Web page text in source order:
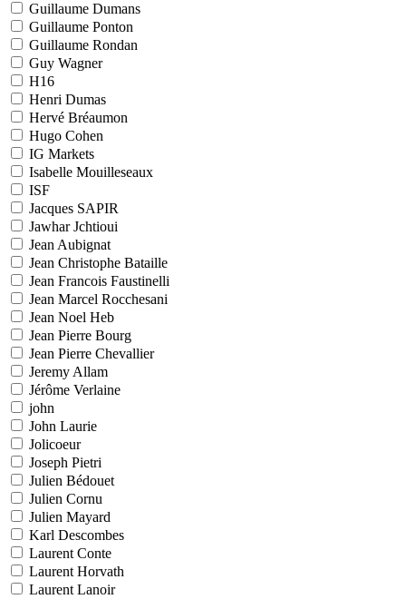
Guillaume Dumans
Guillaume Ponton
Guillaume Rondan
Guy Wagner
H16
Henri Dumas
Hervé Bréaumon
Hugo Cohen
IG Markets
Isabelle Mouilleseaux
ISF
Jacques SAPIR
Jawhar Jchtioui
Jean Aubignat
Jean Christophe Bataille
Jean Francois Faustinelli
Jean Marcel Rocchesani
Jean Noel Heb
Jean Pierre Bourg
Jean Pierre Chevallier
Jeremy Allam
Jérôme Verlaine
john
John Laurie
Jolicoeur
Joseph Pietri
Julien Bédouet
Julien Cornu
Julien Mayard
Karl Descombes
Laurent Conte
Laurent Horvath
Laurent Lanoir